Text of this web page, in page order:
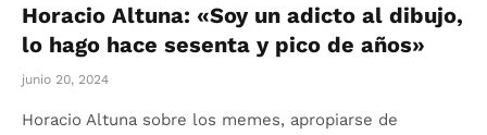
Horacio Altuna: «Soy un adicto al dibujo,
lo hago hace sesenta y pico de años»
junio 20, 2024
Horacio Altuna sobre los memes, apropiarse de